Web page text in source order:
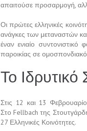
απαιτούσε προσαρμογή,
Οι πρώτες ελληνικές
ανάγκες των μεταναστών
έναν ενιαίο συντονιστικό
παροικίας σε
Το
Στις 12 και 13
Στο Fellbach της
27 Ελληνικές Κοινότητες.